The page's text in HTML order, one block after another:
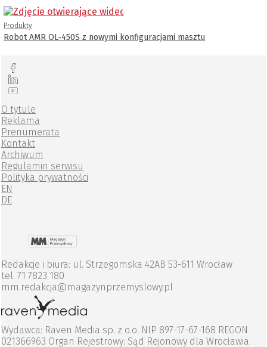
Produkty
Robot AMR OL-450S z nowymi konfiguracjami masztu
O tytule
Reklama
Prenumerata
Kontakt
Archiwum
Regulamin serwisu
Polityka prywatności
EN
DE
Redakcje i biura: ul. Strzegomska 42AB 53-611 Wrocław
tel. 71 7823 180
mm.redakcja@magazynprzemyslowy.pl
Wydawca: Raven Media sp. z o.o. NIP 897-17-67-168 REGON
021366963 Organ Rejestrowy: Sąd Rejonowy dla Wrocławia